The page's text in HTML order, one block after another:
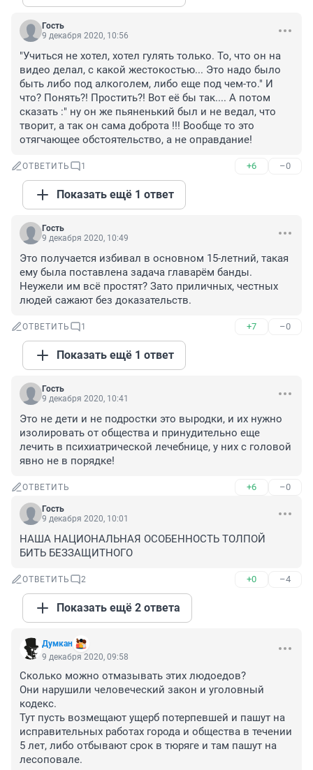
Гость
9 декабря 2020, 10:56
"Учиться не хотел, хотел гулять только. То, что он на
видео делал, с какой жестокостью... Это надо было
быть либо под алкоголем, либо еще под чем-то." И
что? Понять?! Простить?! Вот её бы так.... А потом
сказать :" ну он же пьяненький был и не ведал, что
творит, а так он сама доброта !!! Вообще то это
отягчающее обстоятельство, а не оправдание!
ОТВЕТИТЬ 1 +6 –0
Показать ещё 1 ответ
Гость
9 декабря 2020, 10:49
Это получается избивал в основном 15-летний, такая
ему была поставлена задача главарём банды.
Неужели им всё простят? Зато приличных, честных
людей сажают без доказательств.
ОТВЕТИТЬ 1 +7 –0
Показать ещё 1 ответ
Гость
9 декабря 2020, 10:41
Это не дети и не подростки это выродки, и их нужно
изолировать от общества и принудительно еще
лечить в психиатрической лечебнице, у них с головой
явно не в порядке!
ОТВЕТИТЬ +6 –0
Гость
9 декабря 2020, 10:01
НАША НАЦИОНАЛЬНАЯ ОСОБЕННОСТЬ ТОЛПОЙ
БИТЬ БЕЗЗАЩИТНОГО
ОТВЕТИТЬ 2 +0 –4
Показать ещё 2 ответа
Думкан
9 декабря 2020, 09:58
Сколько можно отмазывать этих людоедов?
Они нарушили человеческий закон и уголовный
кодекс.
Тут пусть возмещают ущерб потерпевшей и пашут на
исправительных работах города и общества в течении
5 лет, либо отбывают срок в тюряге и там пашут на
лесоповале.